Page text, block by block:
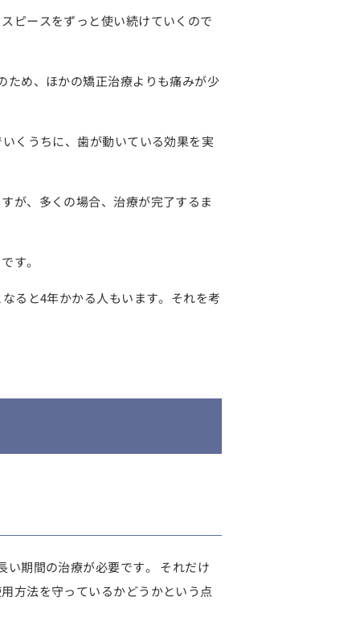
ピースをずっと使い続けていくので
め、 ほかの矯正治療よりも痛みが少
くうちに、歯が動いている効果を実
が、多くの場合、治療が完了するま
す。
ると4年かかる人もいます。それを考
期間の治療が必要です。 それだけ
方法を守っているかどうかという点